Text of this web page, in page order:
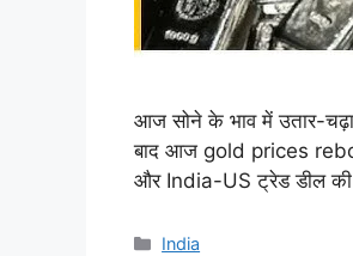
आज सोने के भाव में उतार-
बाद आज gold prices
और India-US ट्रेड डील की
Categories
India